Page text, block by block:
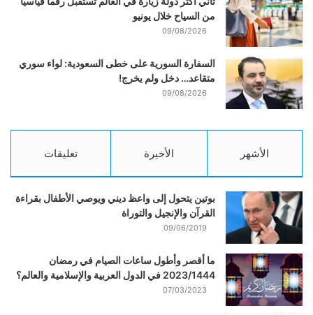
من السياح خلال يونيو
09/08/2026
السفارة السورية على خطى السعودية: لواء سوري
متقاعد… دخل ولم يخرج!
09/08/2026
الأشهر الأخيرة تعليقات
بوتين يتحول إلى واعظ ديني ويوصي الأطفال بقراءة
القرآن والإنجيل والتوراة
09/06/2019
ما أقصر وأطول ساعات الصيام في رمضان
2023/1444 في الدول العربية والإسلامية والعالم؟
07/03/2023